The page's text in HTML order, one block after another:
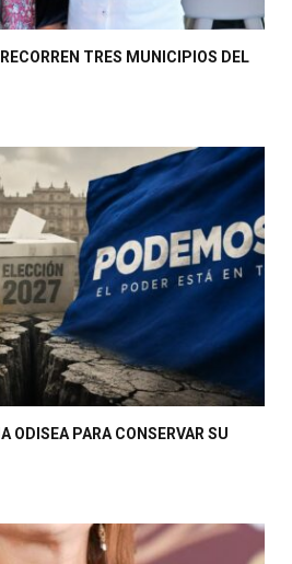
TRES MUNICIPIOS DEL
ODISEA PARA CONSERVAR SU